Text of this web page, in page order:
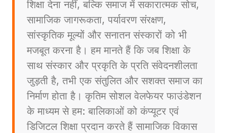
शिक्षा देना नहीं, बल्कि समाज में सकारात्मक सोच,
सामाजिक जागरूकता, पर्यावरण संरक्षण,
सांस्कृतिक मूल्यों और सनातन संस्कारों को भी
मजबूत करना है। हम मानते हैं कि जब शिक्षा के
साथ संस्कार और प्रकृति के प्रति संवेदनशीलता
जुड़ती है, तभी एक संतुलित और सशक्त समाज का
निर्माण होता है। कृतिम सोशल वेलफेयर फाउंडेशन
के माध्यम से हम: बालिकाओं को कंप्यूटर एवं
डिजिटल शिक्षा प्रदान करते हैं सामाजिक विकास